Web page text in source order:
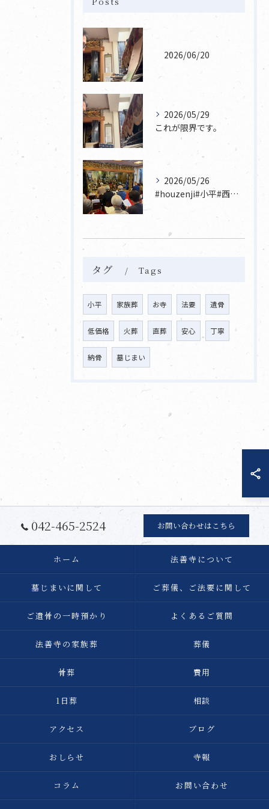
2026/06/20
2026/05/29
これが限界です。
2026/05/26
#houzenji#小平#西東京市#東村山#立川市国分寺市寺...
タグ Tags
小平 家族葬 お寺 法要 遺骨
低価格 火葬 直葬 安心 丁寧
納骨 墓じまい
042-465-2524 お問い合わせはこちら
ホーム 法善寺について
墓じまいに関して ご葬儀、ご法要に関して
ご遺骨の一時預かり よくあるご質問
法善寺の家族葬 葬儀
骨葬 費用
1日葬 相談
アクセス ブログ
おしらせ 寺報
コラム お問い合わせ